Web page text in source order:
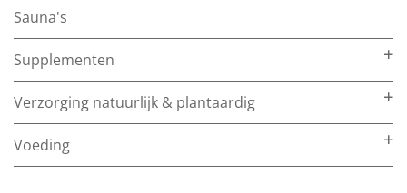
Sauna's
Supplementen
Verzorging natuurlijk & plantaardig
Voeding